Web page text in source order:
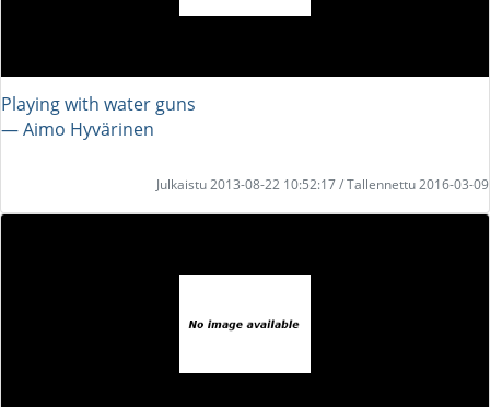
Playing with water guns
― Aimo Hyvärinen
Julkaistu 2013-08-22 10:52:17 / Tallennettu 2016-03-09